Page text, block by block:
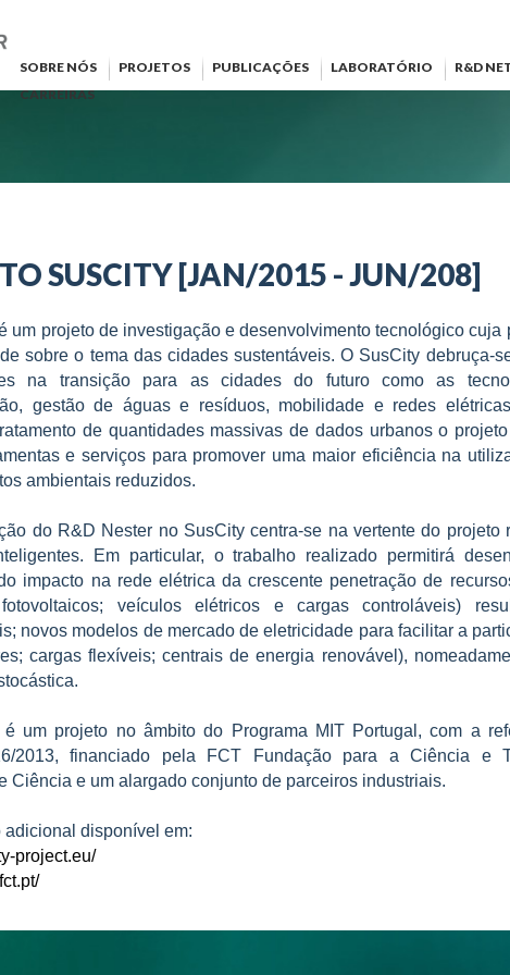
SOBRE NÓS PROJETOS PUBLICAÇÕES LABORATÓRIO R&D
CARREIRAS
SUSCITY [JAN/2015 - JUN/208]
um projeto de investigação e desenvolvimento tecnológico
sobre o tema das cidades sustentáveis. O SusCity debruça-
na transição para as cidades do futuro como as
gestão de águas e resíduos, mobilidade e redes
de quantidades massivas de dados urbanos o
e serviços para promover uma maior eficiência na
ambientais reduzidos.
do R&D Nester no SusCity centra-se na vertente do projeto
Em particular, o trabalho realizado permitirá
impacto na rede elétrica da crescente penetração de
fotovoltaicos; veículos elétricos e cargas controláveis)
novos modelos de mercado de eletricidade para facilitar a
cargas flexíveis; centrais de energia renovável),
um projeto no âmbito do Programa MIT Portugal, com a
2013, financiado pela FCT Fundação para a Ciência e
Ciência e um alargado conjunto de parceiros industriais.
adicional disponível em:
project.eu/